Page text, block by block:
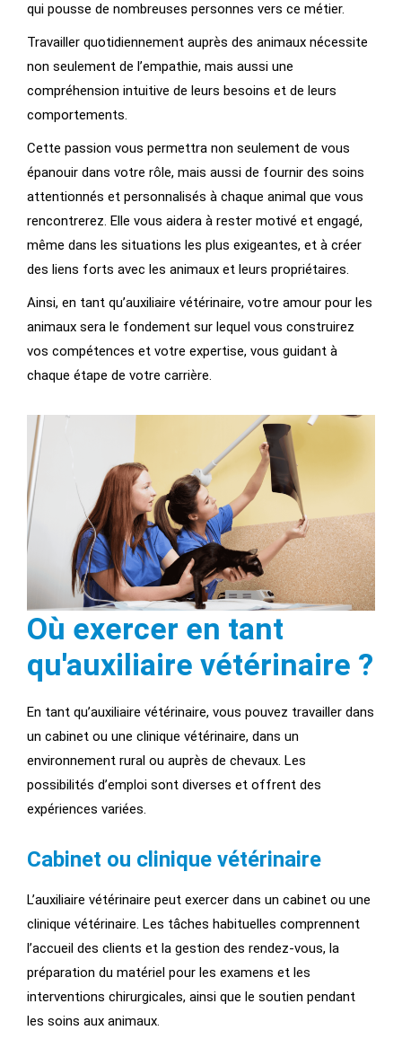
qui pousse de nombreuses personnes vers ce métier.
Travailler quotidiennement auprès des animaux nécessite
non seulement de l’empathie, mais aussi une
compréhension intuitive de leurs besoins et de leurs
comportements.
Cette passion vous permettra non seulement de vous
épanouir dans votre rôle, mais aussi de fournir des soins
attentionnés et personnalisés à chaque animal que vous
rencontrerez. Elle vous aidera à rester motivé et engagé,
même dans les situations les plus exigeantes, et à créer
des liens forts avec les animaux et leurs propriétaires.
Ainsi, en tant qu’auxiliaire vétérinaire, votre amour pour les
animaux sera le fondement sur lequel vous construirez
vos compétences et votre expertise, vous guidant à
chaque étape de votre carrière.
Où exercer en tant
qu'auxiliaire vétérinaire ?
En tant qu’auxiliaire vétérinaire, vous pouvez travailler dans
un cabinet ou une clinique vétérinaire, dans un
environnement rural ou auprès de chevaux. Les
possibilités d’emploi sont diverses et offrent des
expériences variées.
Cabinet ou clinique vétérinaire
L’auxiliaire vétérinaire peut exercer dans un cabinet ou une
clinique vétérinaire. Les tâches habituelles comprennent
l’accueil des clients et la gestion des rendez-vous, la
préparation du matériel pour les examens et les
interventions chirurgicales, ainsi que le soutien pendant
les soins aux animaux.